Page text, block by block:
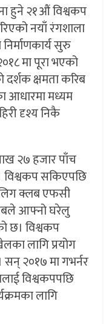
हुने २१औं विश्वकप
नयाँ रंगशाला
सुरु
मा पूरा भएको
दर्शक क्षमता करिब
आधारमा मध्यम
दृश्य निकै
२७ हजार पाँच
सकिएपछि
लिग क्लब एफसी
आफ्नो घरेलु
छ। विश्वकप
लागि प्रयोग
२०१७ मा गभर्नर
विश्वकपपछि
लागि